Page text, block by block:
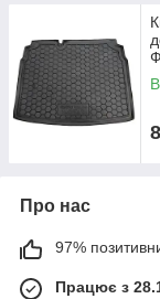
Про нас
97%
Працює з